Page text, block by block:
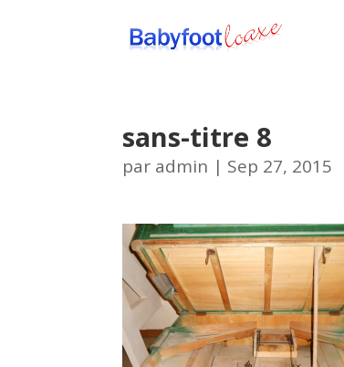
sans-titre 8
par admin | Sep 27, 2015